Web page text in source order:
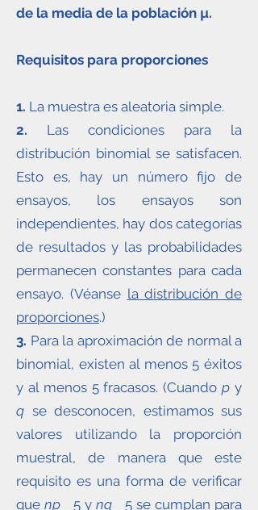
de la media de la población µ.
Requisitos para proporciones
1. La muestra es aleatoria simple.
2. Las condiciones para la
distribución binomial se satisfacen.
Esto es, hay un número fijo de
ensayos, los ensayos son
independientes, hay dos categorías
de resultados y las probabilidades
permanecen constantes para cada
ensayo. (Véanse la distribución de
proporciones.)
3. Para la aproximación de normal a
binomial, existen al menos 5 éxitos
y al menos 5 fracasos. (Cuandopy
q se desconocen, estimamos sus
valores utilizando la proporción
muestral, de manera que este
requisito es una forma de verificar
quenp 5 ynq
5 se cumplan para